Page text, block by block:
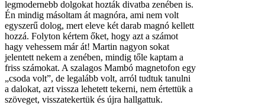
legmodernebb dolgokat hozták divatba zenében is.
Én mindig másoltam át magnóra, ami nem volt
egyszerű dolog, mert eleve két darab magnó kellett
hozzá. Folyton kértem őket, hogy azt a számot
hagy vehessem már át! Martin nagyon sokat
jelentett nekem a zenében, mindig tőle kaptam a
friss számokat. A szalagos Mambó magnetofon egy
„csoda volt”, de legalább volt, arról tudtuk tanulni
a dalokat, azt vissza lehetett tekerni, nem értettük a
szöveget, visszatekertük és újra hallgattuk.